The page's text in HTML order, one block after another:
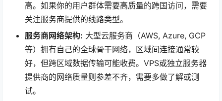
高。如果你的用户群体需要高质量的跨国访问，需要
关注服务商提供的线路类型。
服务商网络架构: 大型云服务商（AWS, Azure, GCP
等）拥有自己的全球骨干网络，区域间连接通常较
好，但跨区域数据传输可能收费。VPS或独立服务器
提供商的网络质量则参差不齐，需要多做了解或测
试。